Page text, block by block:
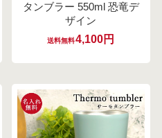
タンブラー 550ml 恐竜デ
ザイン
送料無料4,100円